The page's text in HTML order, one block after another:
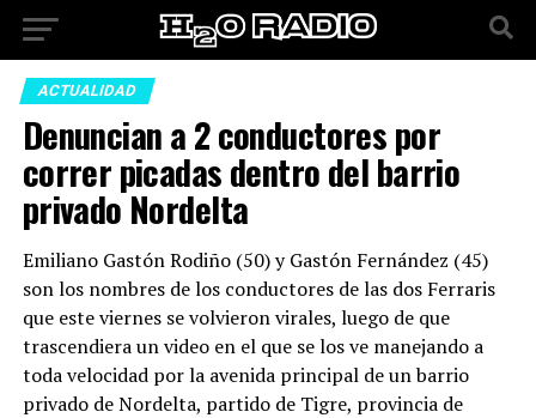
ACTUALIDAD
Denuncian a 2 conductores por
correr picadas dentro del barrio
privado Nordelta
Emiliano Gastón Rodiño (50) y Gastón Fernández (45)
son los nombres de los conductores de las dos Ferraris
que este viernes se volvieron virales, luego de que
trascendiera un video en el que se los ve manejando a
toda velocidad por la avenida principal de un barrio
privado de Nordelta, partido de Tigre, provincia de